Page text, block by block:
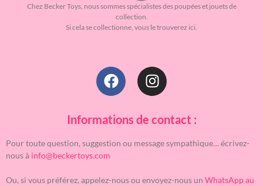
Chez Becker Toys, nous sommes spécialistes des poupées et jouets de
collection.
Si cela se collectionne, vous le trouverez ici.
Informations de contact :
Pour toute question, suggestion ou message sympathique… écrivez-
nous à info@beckertoys.com
Ou, si vous préférez, appelez-nous ou envoyez-nous un WhatsApp au